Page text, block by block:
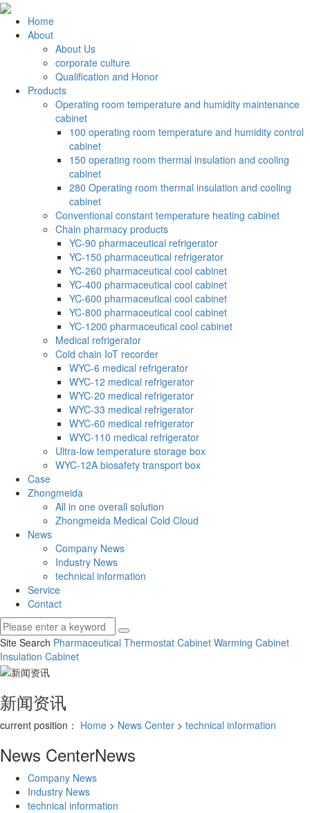
Home
About
About Us
corporate culture
Qualification and Honor
Products
Operating room temperature and humidity maintenance
cabinet
100 operating room temperature and humidity control
cabinet
150 operating room thermal insulation and cooling
cabinet
280 Operating room thermal insulation and cooling
cabinet
Conventional constant temperature heating cabinet
Chain pharmacy products
YC-90 pharmaceutical refrigerator
YC-150 pharmaceutical refrigerator
YC-260 pharmaceutical cool cabinet
YC-400 pharmaceutical cool cabinet
YC-600 pharmaceutical cool cabinet
YC-800 pharmaceutical cool cabinet
YC-1200 pharmaceutical cool cabinet
Medical refrigerator
Cold chain IoT recorder
WYC-6 medical refrigerator
WYC-12 medical refrigerator
WYC-20 medical refrigerator
WYC-33 medical refrigerator
WYC-60 medical refrigerator
WYC-110 medical refrigerator
Ultra-low temperature storage box
WYC-12A biosafety transport box
Case
Zhongmeida
All in one overall solution
Zhongmeida Medical Cold Cloud
News
Company News
Industry News
technical information
Service
Contact
Site Search Pharmaceutical Thermostat Cabinet Warming Cabinet
Insulation Cabinet
新闻资讯
current position： Home > News Center > technical information
News CenterNews
Company News
Industry News
technical information